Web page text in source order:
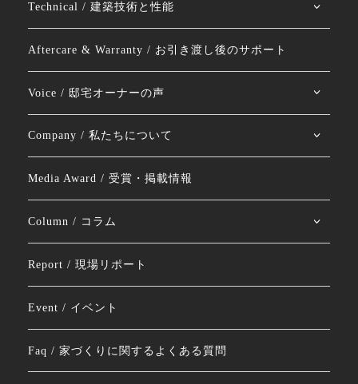
Technical / 建築技術と性能
Aftercare & Warranty / お引き渡し後のサポート
Voice / 邸宅オーナーの声
Company / 私たちについて
Media Award / 受賞・掲載情報
Column / コラム
Report / 現場リポート
Event / イベント
Faq / 家づくりに関するよくある質問